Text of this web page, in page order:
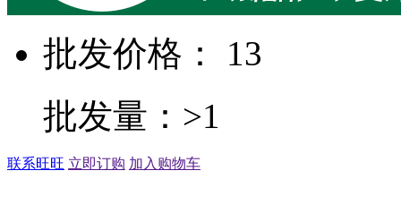
批发价格： 13
批发量：>1
联系旺旺 立即订购 加入购物车